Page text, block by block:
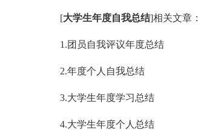
[大学生年度自我总结]相关文章：
1.团员自我评议年度总结
2.年度个人自我总结
3.大学生年度学习总结
4.大学生年度个人总结